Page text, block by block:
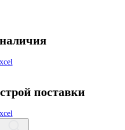
поставки